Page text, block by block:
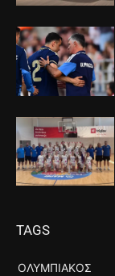
TAGS
ΟΛΥΜΠΙΑΚΌΣ